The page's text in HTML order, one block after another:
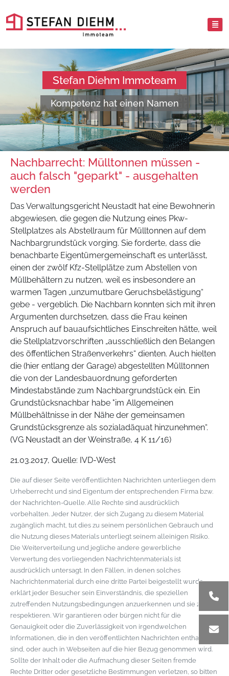
Stefan Diehm Immoteam
Kompetenz hat einen Namen
Nachbarrecht: Mülltonnen müssen -
auch falsch "geparkt" - ausgehalten
werden
Das Verwaltungsgericht Neustadt hat eine Bewohnerin
abgewiesen, die gegen die Nutzung eines Pkw-
Stellplatzes als Abstellraum für Mülltonnen auf dem
Nachbargrundstück vorging. Sie forderte, dass die
benachbarte Eigentümergemeinschaft es unterlässt,
einen der zwölf Kfz-Stellplätze zum Abstellen von
Müllbehältern zu nutzen, weil es insbesondere an
warmen Tagen „unzumutbare Geruchsbelästigung“
gebe - vergeblich. Die Nachbarn konnten sich mit ihren
Argumenten durchsetzen, dass die Frau keinen
Anspruch auf bauaufsichtliches Einschreiten hätte, weil
die Stellplatzvorschriften „ausschließlich den Belangen
des öffentlichen Straßenverkehrs“ dienten. Auch hielten
die (hier entlang der Garage) abgestellten Mülltonnen
die von der Landesbauordnung geforderten
Mindestabstände zum Nachbargrundstück ein. Ein
Grundstücksnachbar habe "im Allgemeinen
Müllbehältnisse in der Nähe der gemeinsamen
Grundstücksgrenze als sozialadäquat hinzunehmen“.
(VG Neustadt an der Weinstraße, 4 K 11/16)
21.03.2017, Quelle: IVD-West
Die auf dieser Seite veröffentlichten Nachrichten unterliegen dem
Urheberrecht und sind Eigentum der entsprechenden Firma bzw.
der Nachrichten-Quelle. Alle Rechte sind ausdrücklich
vorbehalten. Jeder Nutzer, der sich Zugang zu diesem Material
zugänglich macht, tut dies zu seinem persönlichen Gebrauch und
die Nutzung dieses Materials unterliegt seinem alleinigen Risiko.
Die Weiterverteilung und jegliche andere gewerbliche
Verwertung des vorliegenden Nachrichtenmaterials ist
ausdrücklich untersagt. In den Fällen, in denen solches
Nachrichtenmaterial durch eine dritte Partei beigestellt wurde,
erklärt jeder Besucher sein Einverständnis, die speziellen
zutreffenden Nutzungsbedingungen anzuerkennen und sie zu
respektieren. Wir garantieren oder bürgen nicht für die
Genauigkeit oder die Zuverlässigkeit von irgendwelchen
Informationen, die in den veröffentlichten Nachrichten enthalten
sind, oder auch in Webseiten auf die hier Bezug genommen wird.
Sollte der Inhalt oder die Aufmachung dieser Seiten fremde
Rechte Dritter oder gesetzliche Bestimmungen verletzen, so bitten